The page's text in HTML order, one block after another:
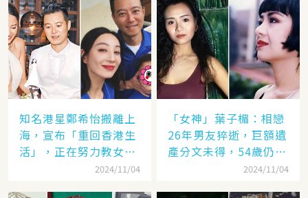
知名港星鄭希怡搬離上
海，宣布「重回香港生
活」，正在努力教女兒
2024/11/04
「女神」葉子楣：相戀
26年男友猝逝，巨額遺
產分文未得，54歲仍單
2024/11/04